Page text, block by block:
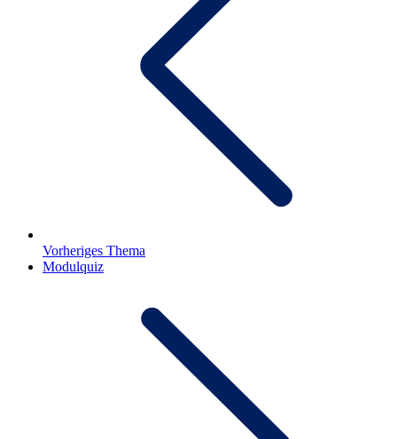
Vorheriges Thema
Modulquiz